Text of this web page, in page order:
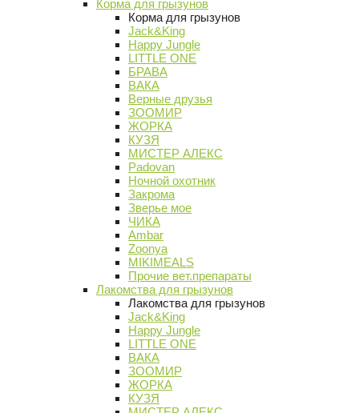
Корма для грызунов
Корма для грызунов
Jack&King
Happy Jungle
LITTLE ONE
БРАВА
ВАКА
Верные друзья
ЗООМИР
ЖОРКА
КУЗЯ
МИСТЕР АЛЕКС
Padovan
Ночной охотник
Закрома
Зверье мое
ЧИКА
Ambar
Zoonya
MIKIMEALS
Прочие вет.препараты
Лакомства для грызунов
Лакомства для грызунов
Jack&King
Happy Jungle
LITTLE ONE
ВАКА
ЗООМИР
ЖОРКА
КУЗЯ